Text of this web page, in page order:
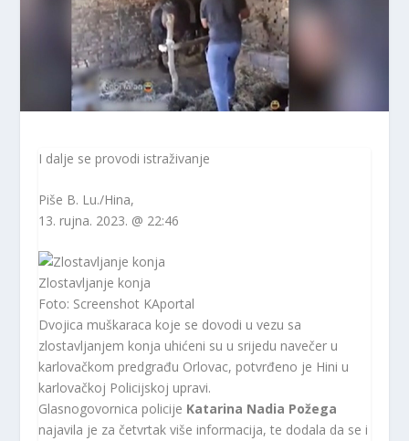
I dalje se provodi istraživanje
Piše B. Lu./Hina,
13. rujna. 2023. @ 22:46
Zlostavljanje konja
Foto: Screenshot KAportal
Dvojica muškaraca koje se dovodi u vezu sa
zlostavljanjem konja uhićeni su u srijedu navečer u
karlovačkom predgrađu Orlovac, potvrđeno je Hini u
karlovačkoj Policijskoj upravi.
Glasnogovornica policije Katarina Nadia Požega
najavila je za četvrtak više informacija, te dodala da se i